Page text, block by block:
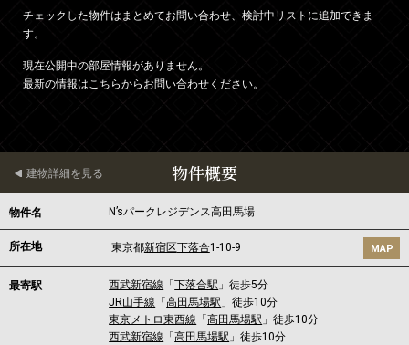
チェックした物件はまとめてお問い合わせ、検討中リストに追加できま
す。
現在公開中の部屋情報がありません。
最新の情報はこちらからお問い合わせください。
物件概要
建物詳細を見る
物件名 N’sパークレジデンス高田馬場
所在地 東京都新宿区下落合1-10-9 MAP
最寄駅 西武新宿線 「下落合駅 」徒歩5分
JR山手線 「高田馬場駅 」徒歩10分
東京メトロ東西線 「高田馬場駅 」徒歩10分
西武新宿線 「高田馬場駅 」徒歩10分